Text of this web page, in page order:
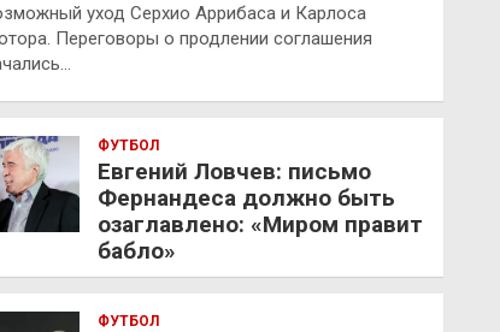
уход Серхио Аррибаса и Карлоса
Переговоры о продлении соглашения
ФУТБОЛ
Евгений Ловчев: письмо
Фернандеса должно быть
озаглавлено: «Миром правит
бабло»
ФУТБОЛ